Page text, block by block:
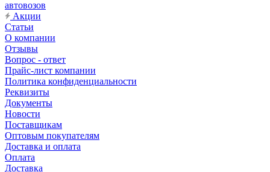
автовозов
Акции
Статьи
О компании
Отзывы
Вопрос - ответ
Прайс-лист компании
Политика конфиденциальности
Реквизиты
Документы
Новости
Поставщикам
Оптовым покупателям
Доставка и оплата
Оплата
Доставка